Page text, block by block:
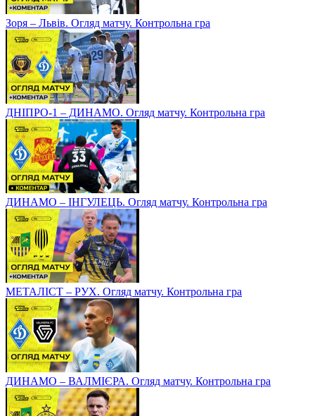
Зоря – Львів. Огляд матчу. Контрольна гра
ДНІПРО-1 – ДИНАМО. Огляд матчу. Контрольна гра
ДИНАМО – ІНГУЛЕЦЬ. Огляд матчу. Контрольна гра
МЕТАЛІСТ – РУХ. Огляд матчу. Контрольна гра
ДИНАМО – ВАЛМІЄРА. Огляд матчу. Контрольна гра